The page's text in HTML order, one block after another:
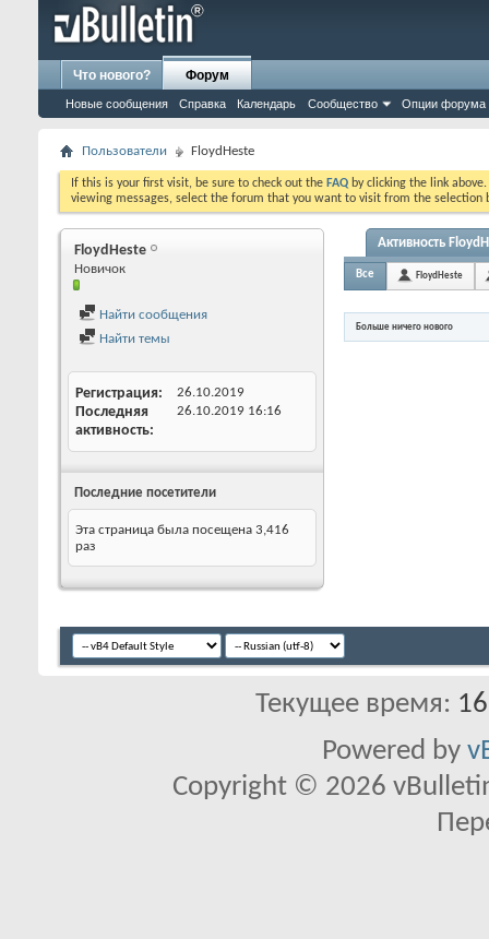
Что нового? Форум
Новые сообщения Справка Календарь Сообщество Опции форума
Пользователи FloydHeste
If this is your first visit, be sure to check out the FAQ by clicking the link
viewing messages, select the forum that you want to visit from the selection
FloydHeste
Новичок
Найти сообщения
Найти темы
Регистрация 26.10.2019
Последняя
активность
26.10.2019 16:16
Последние посетители
Эта страница была посещена 3,416
раз
Активность
Все FloydHeste
Больше ничего нового
Текущее время:
Powered by
Copyright © 2026